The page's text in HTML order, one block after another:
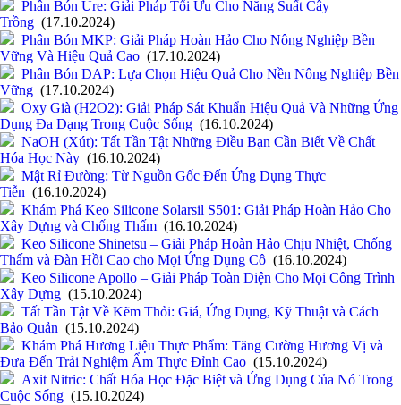
Phân Bón Ure: Giải Pháp Tối Ưu Cho Năng Suất Cây
Trồng (17.10.2024)
Phân Bón MKP: Giải Pháp Hoàn Hảo Cho Nông Nghiệp Bền
Vững Và Hiệu Quả Cao (17.10.2024)
Phân Bón DAP: Lựa Chọn Hiệu Quả Cho Nền Nông Nghiệp Bền
Vững (17.10.2024)
Oxy Già (H2O2): Giải Pháp Sát Khuẩn Hiệu Quả Và Những Ứng
Dụng Đa Dạng Trong Cuộc Sống (16.10.2024)
NaOH (Xút): Tất Tần Tật Những Điều Bạn Cần Biết Về Chất
Hóa Học Này (16.10.2024)
Mật Rỉ Đường: Từ Nguồn Gốc Đến Ứng Dụng Thực
Tiễn (16.10.2024)
Khám Phá Keo Silicone Solarsil S501: Giải Pháp Hoàn Hảo Cho
Xây Dựng và Chống Thấm (16.10.2024)
Keo Silicone Shinetsu – Giải Pháp Hoàn Hảo Chịu Nhiệt, Chống
Thấm và Đàn Hồi Cao cho Mọi Ứng Dụng Cô (16.10.2024)
Keo Silicone Apollo – Giải Pháp Toàn Diện Cho Mọi Công Trình
Xây Dựng (15.10.2024)
Tất Tần Tật Về Kẽm Thỏi: Giá, Ứng Dụng, Kỹ Thuật và Cách
Bảo Quản (15.10.2024)
Khám Phá Hương Liệu Thực Phẩm: Tăng Cường Hương Vị và
Đưa Đến Trải Nghiệm Ẩm Thực Đỉnh Cao (15.10.2024)
Axit Nitric: Chất Hóa Học Đặc Biệt và Ứng Dụng Của Nó Trong
Cuộc Sống (15.10.2024)